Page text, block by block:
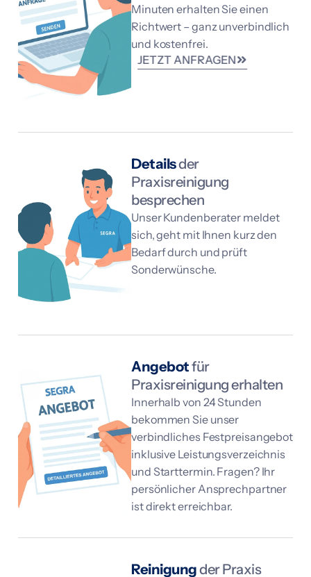
Minuten erhalten Sie einen
Richtwert – ganz unverbindlich
und kostenfrei.
JETZT ANFRAGEN
Detailsder
Praxisreinigung
besprechen
Unser Kundenberater meldet
sich, geht mit Ihnen kurz den
Bedarf durch und prüft
Sonderwünsche.
Angebotfür
Praxisreinigung erhalten
Innerhalb von 24 Stunden
bekommen Sie unser
verbindliches Festpreisangebot
inklusive Leistungsverzeichnis
und Starttermin. Fragen? Ihr
persönlicher Ansprechpartner
ist direkt erreichbar.
Reinigungder Praxis